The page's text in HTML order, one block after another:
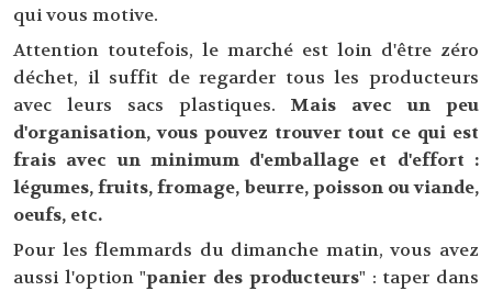
qui vous motive.
Attention toutefois, le marché est loin d'être zéro
déchet, il suffit de regarder tous les producteurs
avec leurs sacs plastiques. Mais avec un peu
d'organisation, vous pouvez trouver tout ce qui est
frais avec un minimum d'emballage et d'effort :
légumes, fruits, fromage, beurre, poisson ou viande,
oeufs, etc.
Pour les flemmards du dimanche matin, vous avez
aussi l'option "panier des producteurs" : taper dans